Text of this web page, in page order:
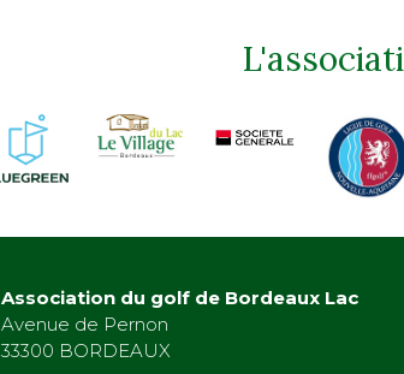
Association du golf de Bordeaux Lac
Avenue de Pernon
33300 BORDEAUX